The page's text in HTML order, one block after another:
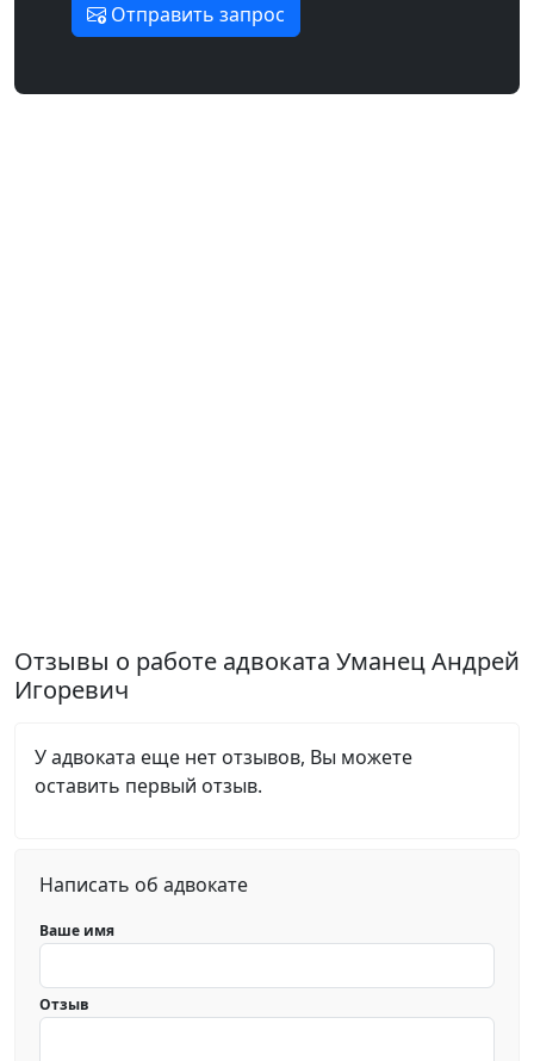
Отправить запрос
Отзывы о работе адвоката Уманец Андрей
Игоревич
У адвоката еще нет отзывов, Вы можете
оставить первый отзыв.
Написать об адвокате
Ваше имя
Отзыв